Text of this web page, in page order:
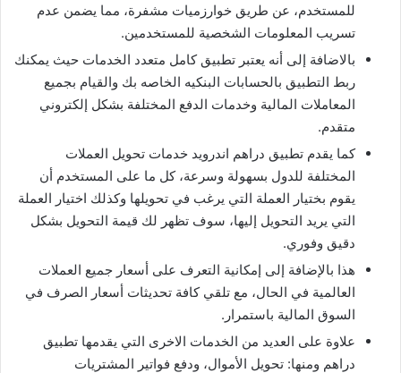
للمستخدم، عن طريق خوارزميات مشفرة، مما يضمن عدم
تسريب المعلومات الشخصية للمستخدمين.
بالاضافة إلى أنه يعتبر تطبيق كامل متعدد الخدمات حيث يمكنك
ربط التطبيق بالحسابات البنكيه الخاصه بك والقيام بجميع
المعاملات المالية وخدمات الدفع المختلفة بشكل إلكتروني
متقدم.
كما يقدم تطبيق دراهم اندرويد خدمات تحويل العملات
المختلفة للدول بسهولة وسرعة، كل ما على المستخدم أن
يقوم بختيار العملة التي يرغب في تحويلها وكذلك اختيار العملة
التي يريد التحويل إليها، سوف تظهر لك قيمة التحويل بشكل
دقيق وفوري.
هذا بالإضافة إلى إمكانية التعرف على أسعار جميع العملات
العالمية في الحال، مع تلقي كافة تحديثات أسعار الصرف في
السوق المالية باستمرار.
علاوة على العديد من الخدمات الاخرى التي يقدمها تطبيق
دراهم ومنها: تحويل الأموال، ودفع فواتير المشتريات